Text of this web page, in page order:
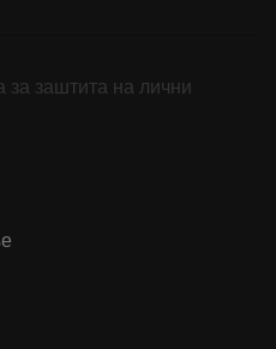
за заштита на лични